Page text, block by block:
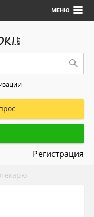
МЕНЮ
Регистрация